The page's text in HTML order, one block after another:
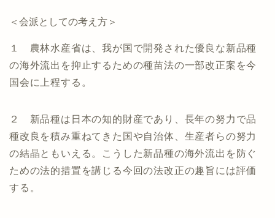
＜会派としての考え方＞
１ 農林水産省は、我が国で開発された優良な新品種
の海外流出を抑止するための種苗法の一部改正案を今
国会に上程する。
２ 新品種は日本の知的財産であり、長年の努力で品
種改良を積み重ねてきた国や自治体、生産者らの努力
の結晶ともいえる。こうした新品種の海外流出を防ぐ
ための法的措置を講じる今回の法改正の趣旨には評価
する。